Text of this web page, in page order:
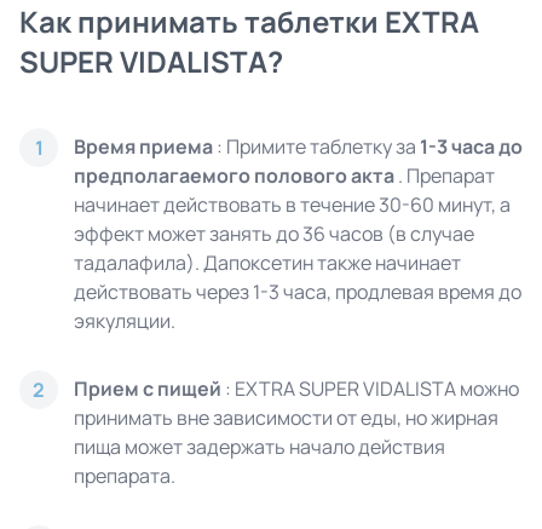
Как принимать таблетки EXTRA
SUPERVIDALISTA?
1 Время приема: Примите таблетку за 1-3 часа до
предполагаемого полового акта. Препарат
начинает действовать в течение 30-60 минут, а
эффект может занять до 36 часов (в случае
тадалафила). Дапоксетин также начинает
действовать через 1-3 часа, продлевая время до
эякуляции.
2 Прием с пищей : EXTRA SUPER VIDALISTA можно
принимать вне зависимости от еды, но жирная
пища может задержать начало действия
препарата.